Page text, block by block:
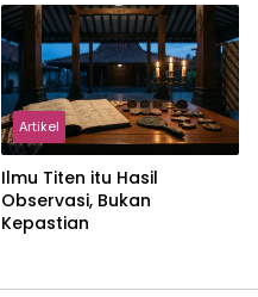
dalam Pemikiran Masykuri
Abdillah
Artikel
Ilmu Titen itu Hasil
Observasi, Bukan
Kepastian